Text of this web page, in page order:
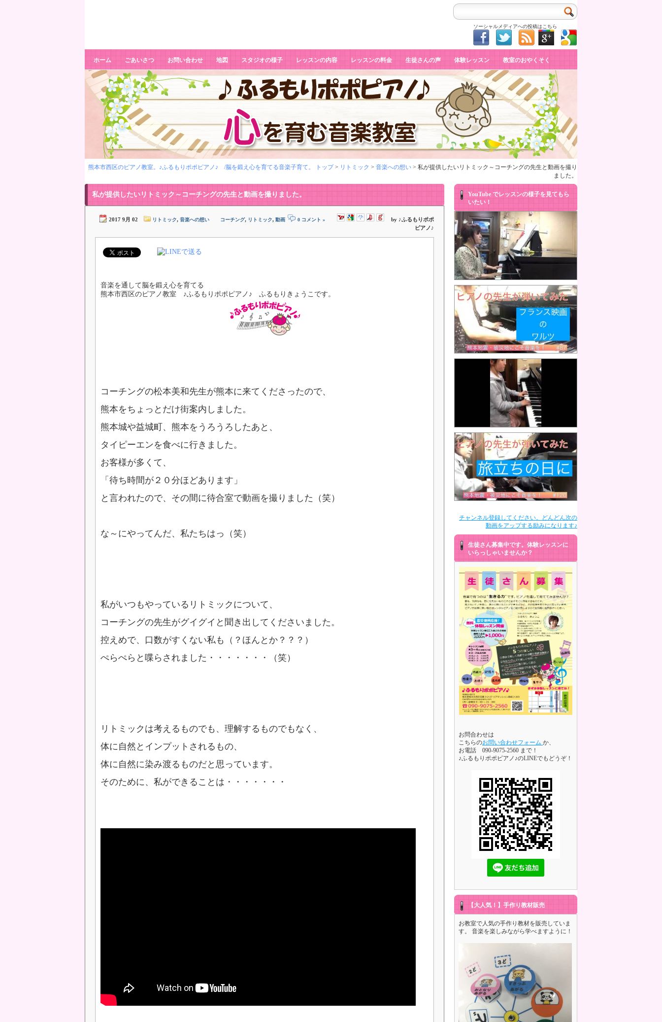
ソーシャルメディアへの投稿はこちら
ホーム ごあいさつ お問い合わせ 地図 スタジオの様子 レッスンの内容 レッスンの料金 生徒さんの声 体験レッスン 教室のおやくそく
熊本市西区のピアノ教室。♪ふるもりポポピアノ♪ /脳を鍛え心を育てる音楽子育て。 トップ> リトミック > 音楽への想い > 私が提供したいリトミック～コーチングの先生と動画を撮り
ました。
私が提供したいリトミック～コーチングの先生と動画を撮りました。
2017 9月 02 リトミック, 音楽への想い コーチング, リトミック, 動画 0 コメント »
by ♪ふるもりポポ
ピアノ♪
音楽を通して脳を鍛え心を育てる
熊本市西区のピアノ教室 ♪ふるもりポポピアノ♪ ふるもりきょうこです。
コーチングの松本美和先生が熊本に来てくださったので、
熊本をちょっとだけ街案内しました。
熊本城や益城町、熊本をうろうろしたあと、
タイピーエンを食べに行きました。
お客様が多くて、
「待ち時間が２０分ほどあります」
と言われたので、その間に待合室で動画を撮りました（笑）
な～にやってんだ、私たちはっ（笑）
私がいつもやっているリトミックについて、
コーチングの先生がグイグイと聞き出してくださいました。
控えめで、口数がすくない私も（？ほんとか？？？）
ぺらぺらと喋らされました・・・・・・・（笑）
リトミックは考えるものでも、理解するものでもなく、
体に自然とインプットされるもの、
体に自然に染み渡るものだと思っています。
そのために、私ができることは・・・・・・・
YouTube でレッスンの様子を見てもら
いたい！
チャンネル登録してください。どんどん次の
動画をアップする励みになります♪
生徒さん募集中です。体験レッスンに
いらっしゃいませんか？
お問合わせは
こちらのお問い合わせフォーム か、
お電話 090-9075-2560 まで！
♪ふるもりポポピアノ♪のLINEでもどうぞ！
【大人気！】手作り教材販売
お教室で人気の手作り教材を販売していま
す。 音楽を楽しみながら学べますように！